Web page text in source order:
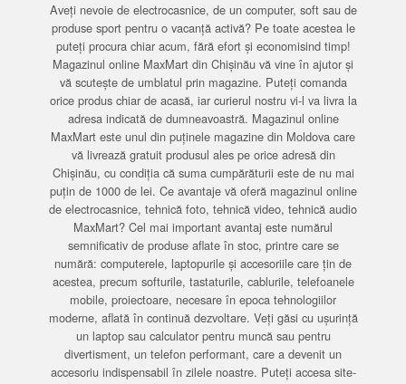
Aveți nevoie de electrocasnice, de un computer, soft sau de
produse sport pentru o vacanță activă? Pe toate acestea le
puteți procura chiar acum, fără efort și economisind timp!
Magazinul online MaxMart din Chișinău vă vine în ajutor și
vă scutește de umblatul prin magazine. Puteți comanda
orice produs chiar de acasă, iar curierul nostru vi-l va livra la
adresa indicată de dumneavoastră. Magazinul online
MaxMart este unul din puținele magazine din Moldova care
vă livrează gratuit produsul ales pe orice adresă din
Chișinău, cu condiția că suma cumpărăturii este de nu mai
puțin de 1000 de lei. Ce avantaje vă oferă magazinul online
de electrocasnice, tehnică foto, tehnică video, tehnică audio
MaxMart? Cel mai important avantaj este numărul
semnificativ de produse aflate în stoc, printre care se
numără: computerele, laptopurile și accesoriile care țin de
acestea, precum softurile, tastaturile, cablurile, telefoanele
mobile, proiectoare, necesare în epoca tehnologiilor
moderne, aflată în continuă dezvoltare. Veți găsi cu ușurință
un laptop sau calculator pentru muncă sau pentru
divertisment, un telefon performant, care a devenit un
accesoriu indispensabil în zilele noastre. Puteți accesa site-